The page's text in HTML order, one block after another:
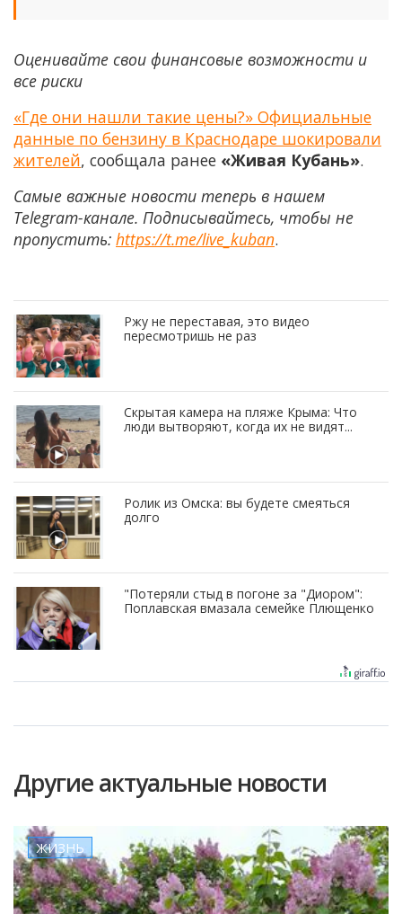
Оценивайте свои финансовые возможности и
все риски
«Где они нашли такие цены?» Официальные
данные по бензину в Краснодаре шокировали
жителей, сообщала ранее «Живая Кубань».
Самые важные новости теперь в нашем
Telegram-канале. Подписывайтесь, чтобы не
пропустить: https://t.me/live_kuban.
Ржу не переставая, это видео
пересмотришь не раз
Скрытая камера на пляже Крыма: Что
люди вытворяют, когда их не видят...
Ролик из Омска: вы будете смеяться
долго
"Потеряли стыд в погоне за "Диором":
Поплавская вмазала семейке Плющенко
Другие актуальные новости
ЖИЗНЬ